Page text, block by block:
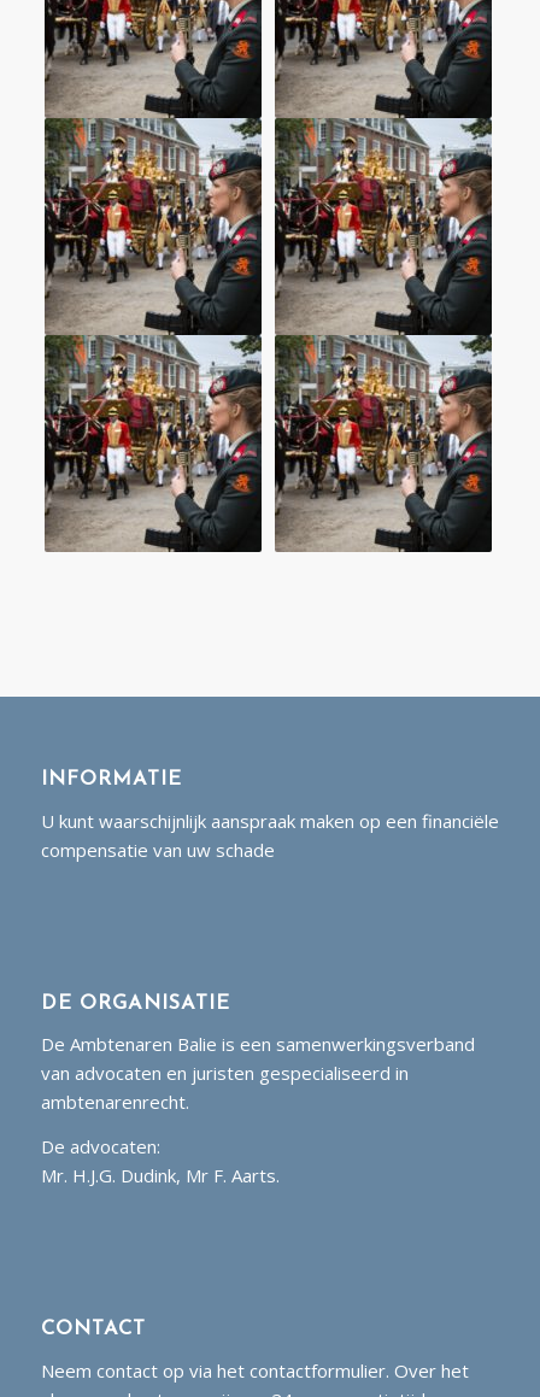
INFORMATIE
U kunt waarschijnlijk aanspraak maken op een financiële
compensatie van uw schade
DE ORGANISATIE
De Ambtenaren Balie is een samenwerkingsverband
van advocaten en juristen gespecialiseerd in
ambtenarenrecht.
De advocaten:
Mr. H.J.G. Dudink, Mr F. Aarts.
CONTACT
Neem contact op via het contactformulier. Over het